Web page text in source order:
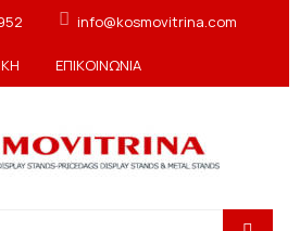
info@kosmovitrina.com
ΕΠΙΚΟΙΝΩΝΙΑ